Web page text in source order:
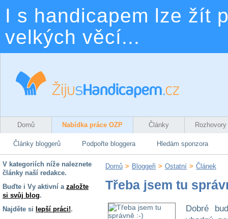
I s handicapem lze žít
velkých věcí...
Domů Nabídka práce OZP Články Rozhovory
Články bloggerů Podpořte bloggera Hledám sponzora
V kategoriích níže naleznete
články naší redakce.
Buďte i Vy aktivní a založte
si svůj blog.
Najděte si lepší práci!.
Domů > Bloggeři > Ostatní > Článek
Třeba jsem tu
Dobré